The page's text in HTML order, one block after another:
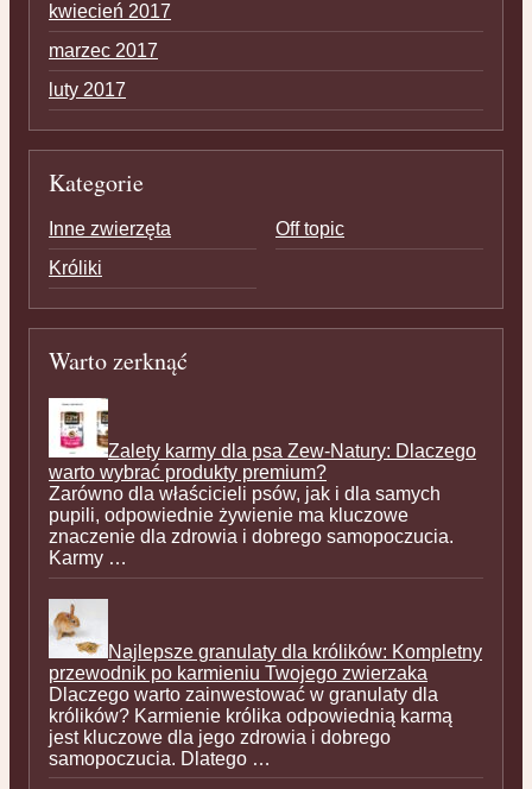
kwiecień 2017
marzec 2017
luty 2017
Kategorie
Inne zwierzęta
Króliki
Off topic
Warto zerknąć
Zalety karmy dla psa Zew-Natury: Dlaczego
warto wybrać produkty premium?
Zarówno dla właścicieli psów, jak i dla samych
pupili, odpowiednie żywienie ma kluczowe
znaczenie dla zdrowia i dobrego samopoczucia.
Karmy …
Najlepsze granulaty dla królików: Kompletny
przewodnik po karmieniu Twojego zwierzaka
Dlaczego warto zainwestować w granulaty dla
królików? Karmienie królika odpowiednią karmą
jest kluczowe dla jego zdrowia i dobrego
samopoczucia. Dlatego …